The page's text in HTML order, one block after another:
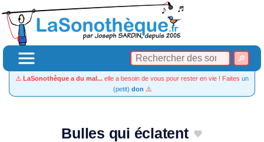
⚠️ LaSonothèque a du mal... elle a besoin de vous pour rester en vie ! Faites un
(petit) don ⚠️
Bulles qui éclatent